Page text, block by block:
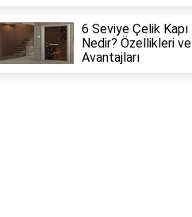
6 Seviye Çelik Kapı
Nedir? Özellikleri ve
Avantajları